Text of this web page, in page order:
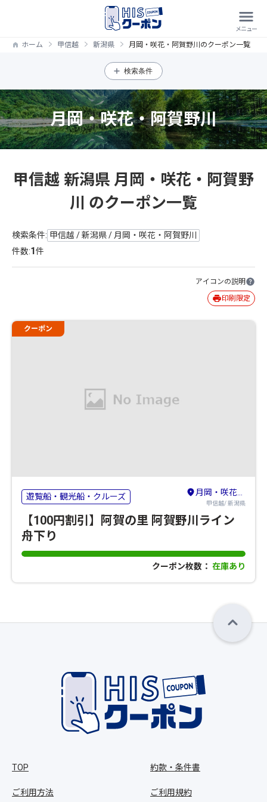
ホーム 甲信越 新潟県 月岡・咲花・阿賀野川のクーポン一覧
検索条件
月岡・咲花・阿賀野川
甲信越 新潟県 月岡・咲花・阿賀野
川 のクーポン一覧
検索条件: 甲信越 / 新潟県 / 月岡・咲花・阿賀野川
件数:1件
アイコンの説明
印刷限定
クーポン
遊覧船・観光船・クルーズ 月岡・咲花・阿賀野川
甲信越/ 新潟県
【100円割引】阿賀の里 阿賀野川ライン
舟下り
クーポン枚数： 在庫あり
TOP
ご利用方法
約款・条件書
ご利用規約